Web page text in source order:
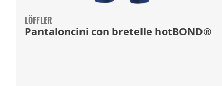
LÖFFLER
Pantaloncini con bretelle hotBOND®